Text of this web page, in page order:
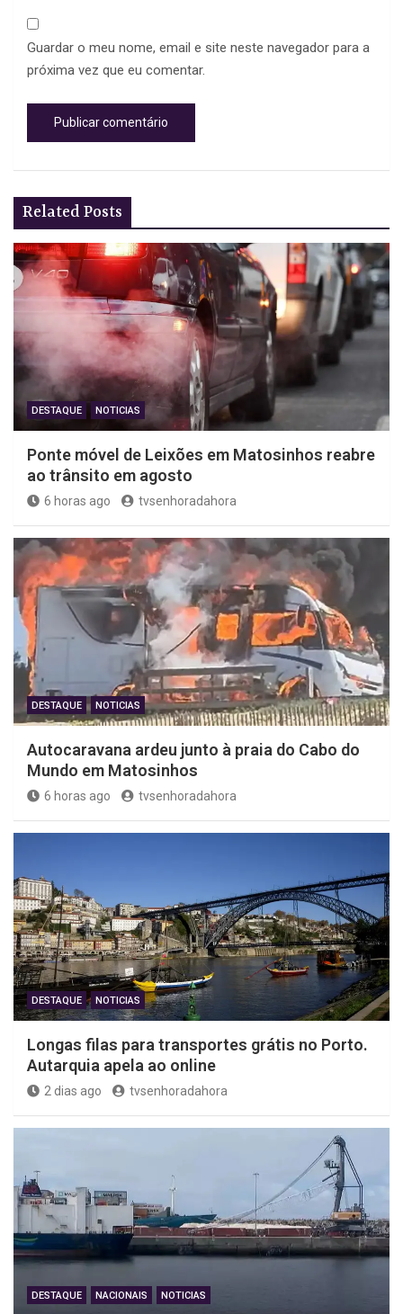
Guardar o meu nome, email e site neste navegador para a
próxima vez que eu comentar.
Related Posts
DESTAQUE NOTICIAS
Ponte móvel de Leixões em Matosinhos reabre
ao trânsito em agosto
6 horas ago tvsenhoradahora
DESTAQUE NOTICIAS
Autocaravana ardeu junto à praia do Cabo do
Mundo em Matosinhos
6 horas ago tvsenhoradahora
DESTAQUE NOTICIAS
Longas filas para transportes grátis no Porto.
Autarquia apela ao online
2 dias ago tvsenhoradahora
DESTAQUE NACIONAIS NOTICIAS